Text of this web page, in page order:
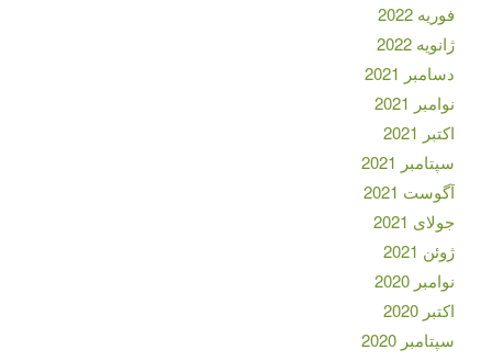
فوریه 2022
ژانویه 2022
دسامبر 2021
نوامبر 2021
اکتبر 2021
سپتامبر 2021
آگوست 2021
جولای 2021
ژوئن 2021
نوامبر 2020
اکتبر 2020
سپتامبر 2020